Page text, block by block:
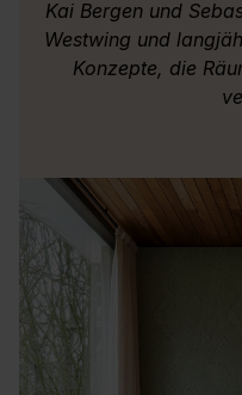
Kai Bergen und
Westwing und
Konzepte, die